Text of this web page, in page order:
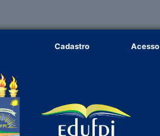
Cadastro Acesso